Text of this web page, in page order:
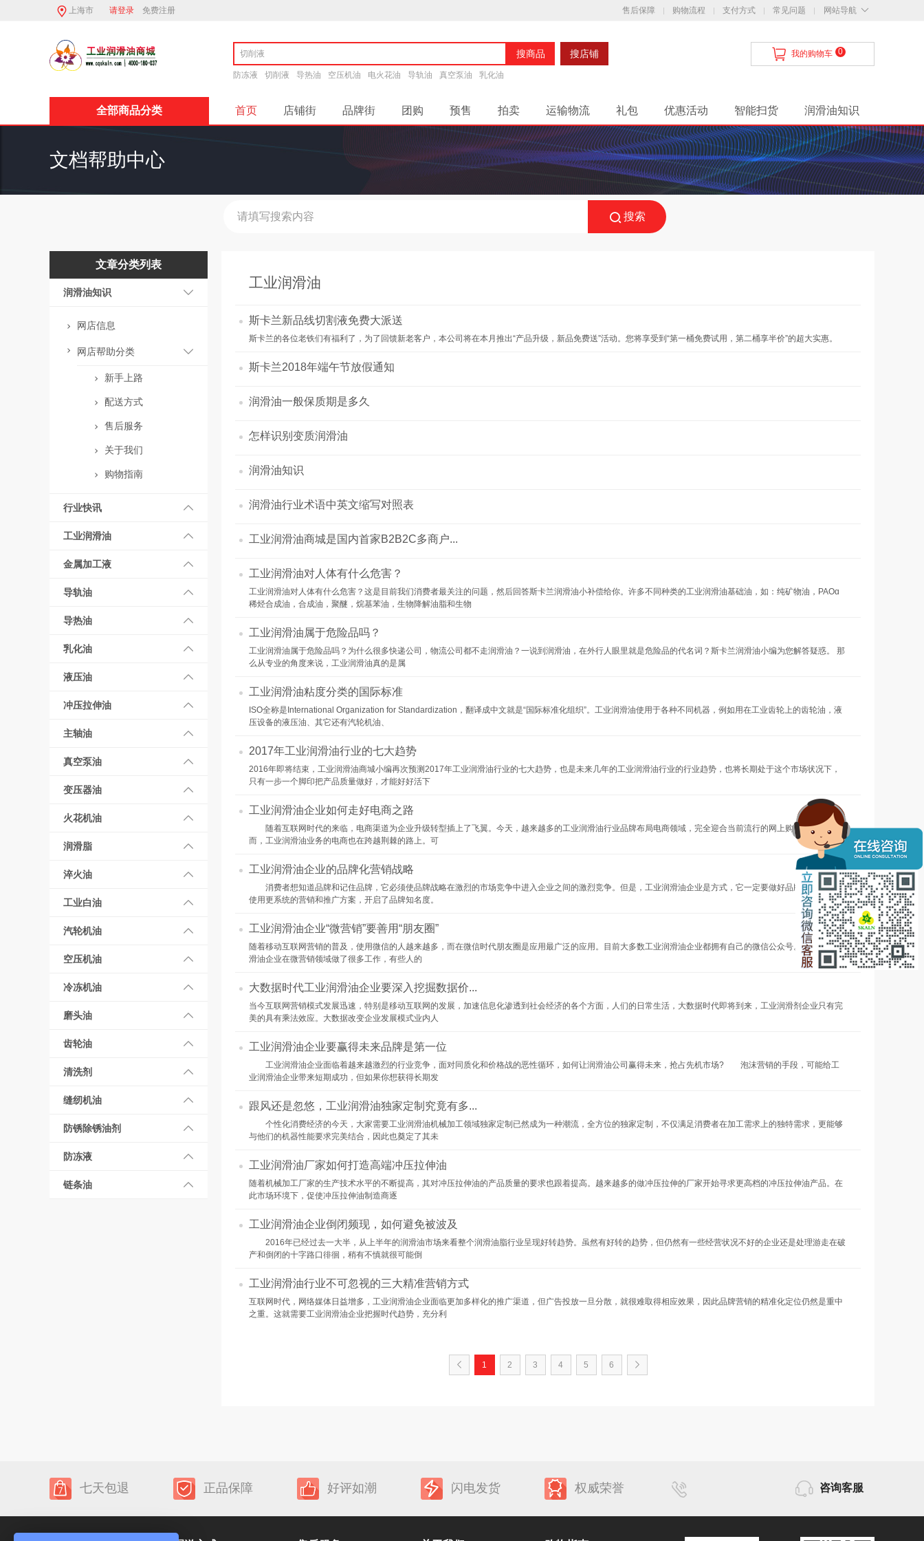
上海市 请登录 免费注册 售后保障 购物流程 支付方式 常见问题 网站导航
搜商品 搜店铺
防冻液 切削液 导热油 空压机油 电火花油 导轨油 真空泵油 乳化油
我的购物车 0
全部商品分类 首页 店铺街 品牌街 团购 预售 拍卖 运输物流 礼包 优惠活动 智能扫货 润滑油知识
文档帮助中心
搜索
文章分类列表
润滑油知识
网店信息
网店帮助分类
新手上路
配送方式
售后服务
关于我们
购物指南
行业快讯
工业润滑油
金属加工液
导轨油
导热油
乳化油
液压油
冲压拉伸油
主轴油
真空泵油
变压器油
火花机油
润滑脂
淬火油
工业白油
汽轮机油
空压机油
冷冻机油
磨头油
齿轮油
清洗剂
缝纫机油
防锈除锈油剂
防冻液
链条油
工业润滑油
斯卡兰新品线切割液免费大派送
斯卡兰的各位老铁们有福利了，为了回馈新老客户，本公司将在本月推出“产品升级，新品免费送”活动。您将享受到“第一桶免费试用，第二桶享半价”的超大实惠。
斯卡兰2018年端午节放假通知
润滑油一般保质期是多久
怎样识别变质润滑油
润滑油知识
润滑油行业术语中英文缩写对照表
工业润滑油商城是国内首家B2B2C多商户...
工业润滑油对人体有什么危害？
工业润滑油对人体有什么危害？这是目前我们消费者最关注的问题，然后回答斯卡兰润滑油小补偿给你。许多不同种类的工业润滑油基础油，如：纯矿物油，PAOɑ
稀烃合成油，合成油，聚醚，烷基苯油，生物降解油脂和生物
工业润滑油属于危险品吗？
工业润滑油属于危险品吗？为什么很多快递公司，物流公司都不走润滑油？一说到润滑油，在外行人眼里就是危险品的代名词？斯卡兰润滑油小编为您解答疑惑。 那
么从专业的角度来说，工业润滑油真的是属
工业润滑油粘度分类的国际标准
ISO全称是International Organization for Standardization，翻译成中文就是“国际标准化组织”。工业润滑油使用于各种不同机器，例如用在工业齿轮上的齿轮油，液
压设备的液压油、其它还有汽轮机油、
2017年工业润滑油行业的七大趋势
2016年即将结束，工业润滑油商城小编再次预测2017年工业润滑油行业的七大趋势，也是未来几年的工业润滑油行业的行业趋势，也将长期处于这个市场状况下，
只有一步一个脚印把产品质量做好，才能好好活下
工业润滑油企业如何走好电商之路
随着互联网时代的来临，电商渠道为企业升级转型插上了飞翼。今天，越来越多的工业润滑油行业品牌布局电商领域，完全迎合当前流行的网上购物潮流。然
而，工业润滑油业务的电商也在跨越荆棘的路上。可
工业润滑油企业的品牌化营销战略
消费者想知道品牌和记住品牌，它必须使品牌战略在激烈的市场竞争中进入企业之间的激烈竞争。但是，工业润滑油企业是方式，它一定要做好品牌战略规划，
使用更系统的营销和推广方案，开启了品牌知名度。
工业润滑油企业“微营销”要善用“朋友圈”
随着移动互联网营销的普及，使用微信的人越来越多，而在微信时代朋友圈是应用最广泛的应用。目前大多数工业润滑油企业都拥有自己的微信公众号。有些工业润
滑油企业在微营销领域做了很多工作，有些人的
大数据时代工业润滑油企业要深入挖掘数据价...
当今互联网营销模式发展迅速，特别是移动互联网的发展，加速信息化渗透到社会经济的各个方面，人们的日常生活，大数据时代即将到来，工业润滑剂企业只有完
美的具有乘法效应。大数据改变企业发展模式业内人
工业润滑油企业要赢得未来品牌是第一位
工业润滑油企业面临着越来越激烈的行业竞争，面对同质化和价格战的恶性循环，如何让润滑油公司赢得未来，抢占先机市场? 泡沫营销的手段，可能给工
业润滑油企业带来短期成功，但如果你想获得长期发
跟风还是忽悠，工业润滑油独家定制究竟有多...
个性化消费经济的今天，大家需要工业润滑油机械加工领域独家定制已然成为一种潮流，全方位的独家定制，不仅满足消费者在加工需求上的独特需求，更能够
与他们的机器性能要求完美结合，因此也奠定了其未
工业润滑油厂家如何打造高端冲压拉伸油
随着机械加工厂家的生产技术水平的不断提高，其对冲压拉伸油的产品质量的要求也跟着提高。越来越多的做冲压拉伸的厂家开始寻求更高档的冲压拉伸油产品。在
此市场环境下，促使冲压拉伸油制造商逐
工业润滑油企业倒闭频现，如何避免被波及
2016年已经过去一大半，从上半年的润滑油市场来看整个润滑油脂行业呈现好转趋势。虽然有好转的趋势，但仍然有一些经营状况不好的企业还是处理游走在破
产和倒闭的十字路口徘徊，稍有不慎就很可能倒
工业润滑油行业不可忽视的三大精准营销方式
互联网时代，网络媒体日益增多，工业润滑油企业面临更加多样化的推广渠道，但广告投放一旦分散，就很难取得相应效果，因此品牌营销的精准化定位仍然是重中
之重。这就需要工业润滑油企业把握时代趋势，充分利
1 2 3 4 5 6
七天包退 正品保障 好评如潮 闪电发货 权威荣誉 咨询客服